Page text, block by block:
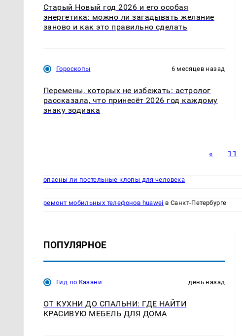
Старый Новый год 2026 и его особая
энергетика: можно ли загадывать желание
заново и как это правильно сделать
Гороскопы 6 месяцев назад
Перемены, которых не избежать: астролог
рассказала, что принесёт 2026 год каждому
знаку зодиака
« 11
опасны ли постельные клопы для человека
ремонт мобильных телефонов huawei в Санкт-Петербурге
ПОПУЛЯРНОЕ
Гид по Казани день назад
ОТ КУХНИ ДО СПАЛЬНИ: ГДЕ НАЙТИ
КРАСИВУЮ МЕБЕЛЬ ДЛЯ ДОМА